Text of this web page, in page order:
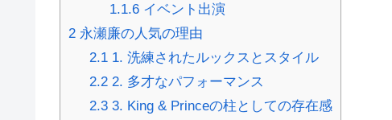
1.1.6 イベント出演
2 永瀬廉の人気の理由
2.11. 洗練されたルックスとスタイル
2.22. 多才なパフォーマンス
2.33. King & Princeの柱としての存在感